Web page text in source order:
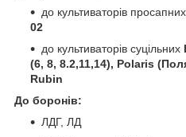
до культиваторів просапних
02
до культиваторів суцільних
(6, 8, 8.2,11,14), Polaris
Rubin
До боронів:
ЛДГ, ЛД